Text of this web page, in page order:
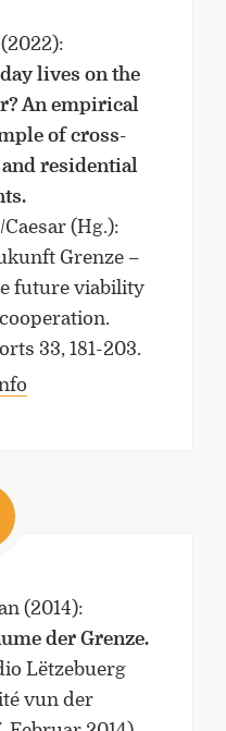
(2022):
lives on the
An empirical
of cross-
residential
(Hg.):
Grenze –
future viability
33, 181-203.
(2014):
der Grenze.
Lëtzebuerg
vun der